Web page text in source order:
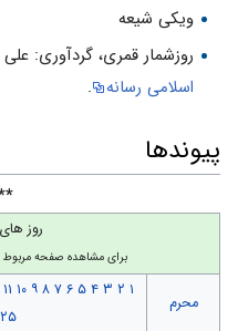
ویکی شیعه
روزشمار قمرى، گردآورى:
اسلامى رسانه
.
پیوندها
روز های
برای مشاهده صفحه مربوط
محرم
۱ ۲ ۳ ۴ ۵ ۶ ۷ ۸ ۹ ۱۰ ۱۱
۲۵